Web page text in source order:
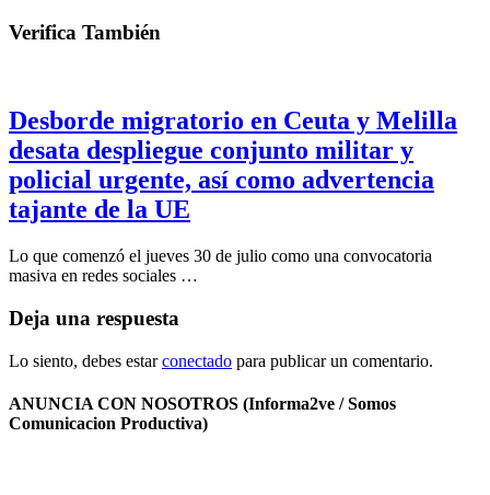
Verifica También
Desborde migratorio en Ceuta y Melilla
desata despliegue conjunto militar y
policial urgente, así como advertencia
tajante de la UE
Lo que comenzó el jueves 30 de julio como una convocatoria
masiva en redes sociales …
Deja una respuesta
Lo siento, debes estarconectado para publicar un comentario.
ANUNCIA CON NOSOTROS (Informa2ve / Somos
Comunicacion Productiva)